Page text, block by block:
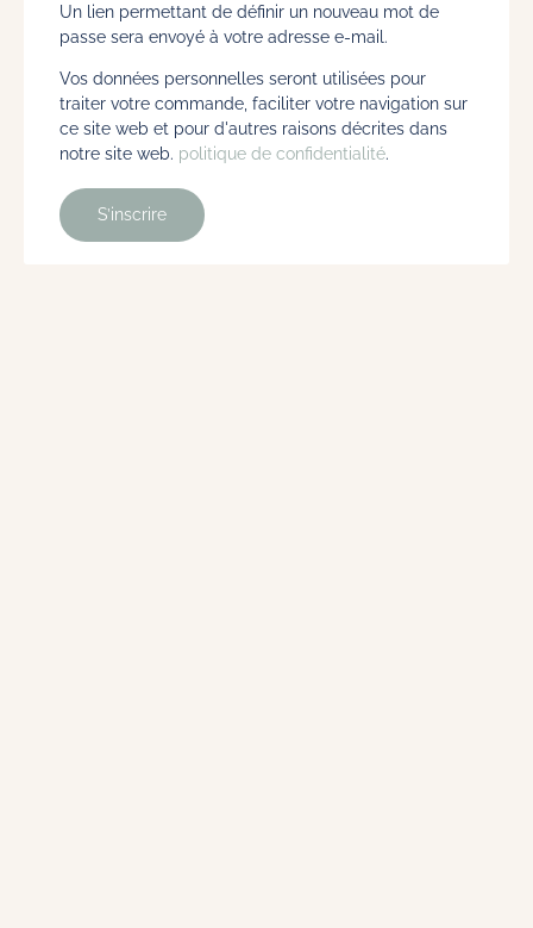
Un lien permettant de définir un nouveau mot de
passe sera envoyé à votre adresse e-mail.
Vos données personnelles seront utilisées pour
traiter votre commande, faciliter votre navigation sur
ce site web et pour d'autres raisons décrites dans
notre site web. politique de confidentialité.
S’inscrire